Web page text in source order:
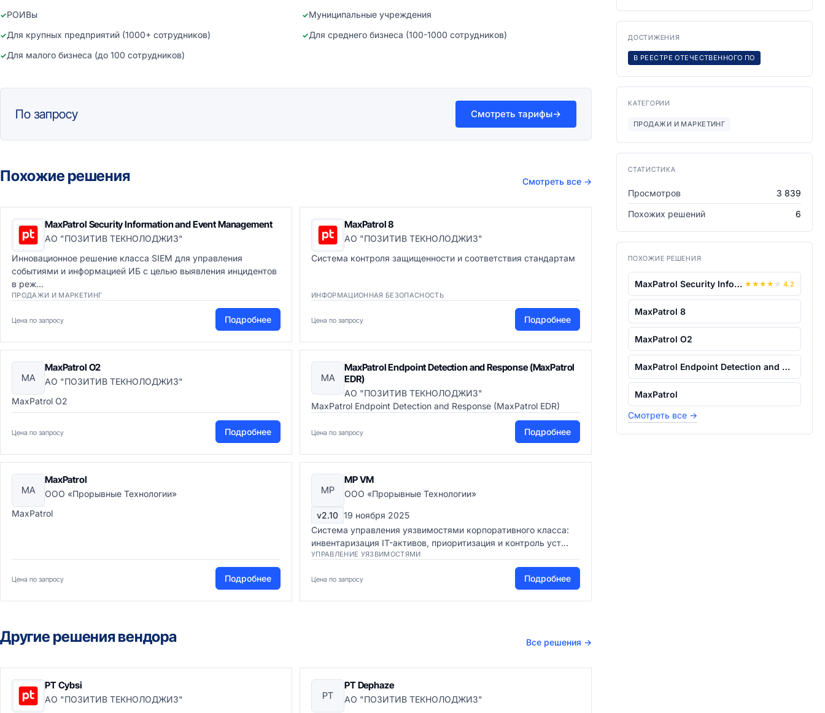
РОИВы
Муниципальные учреждения
Для крупных предприятий (1000+ сотрудников)
Для среднего бизнеса (100-1000 сотрудников)
Для малого бизнеса (до 100 сотрудников)
По запросу Смотреть тарифы→
Похожие решения Смотреть все →
MaxPatrol Security Information and Event Management
АО "ПОЗИТИВ ТЕКНОЛОДЖИЗ"
Инновационное решение класса SIEM для управления
событиями и информацией ИБ с целью выявления инцидентов
в реж...
ПРОДАЖИ И МАРКЕТИНГ
Цена по запросу Подробнее
MaxPatrol 8
АО "ПОЗИТИВ ТЕКНОЛОДЖИЗ"
Система контроля защищенности и соответствия стандартам
ИНФОРМАЦИОННАЯ БЕЗОПАСНОСТЬ
Цена по запросу Подробнее
MA
MaxPatrol O2
АО "ПОЗИТИВ ТЕКНОЛОДЖИЗ"
MaxPatrol O2
Цена по запросу Подробнее
MA
MaxPatrol Endpoint Detection and Response (MaxPatrol
EDR)
АО "ПОЗИТИВ ТЕКНОЛОДЖИЗ"
MaxPatrol Endpoint Detection and Response (MaxPatrol EDR)
Цена по запросу Подробнее
MA
MaxPatrol
ООО «Прорывные Технологии»
MaxPatrol
Цена по запросу Подробнее
MP
MP VM
ООО «Прорывные Технологии»
v2.10 19 ноября 2025
Система управления уязвимостями корпоративного класса:
инвентаризация IT-активов, приоритизация и контроль уст...
УПРАВЛЕНИЕ УЯЗВИМОСТЯМИ
Цена по запросу Подробнее
Другие решения вендора Все решения →
PT Cybsi
АО "ПОЗИТИВ ТЕКНОЛОДЖИЗ" PT
PT Dephaze
АО "ПОЗИТИВ ТЕКНОЛОДЖИЗ"
ДОСТИЖЕНИЯ
В РЕЕСТРЕ ОТЕЧЕСТВЕННОГО ПО
КАТЕГОРИИ
ПРОДАЖИ И МАРКЕТИНГ
СТАТИСТИКА
Просмотров
3 839
Похожих решений
6
ПОХОЖИЕ РЕШЕНИЯ
MaxPatrol Security Information and Eve... ★ ★ ★ ★ ☆ 4.2
MaxPatrol 8
MaxPatrol O2
MaxPatrol Endpoint Detection and Respo...
MaxPatrol
Смотреть все →